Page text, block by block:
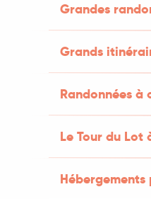
Grandes
Grands
Randonnées
Le Tour du Lot
Rocamadour
train !